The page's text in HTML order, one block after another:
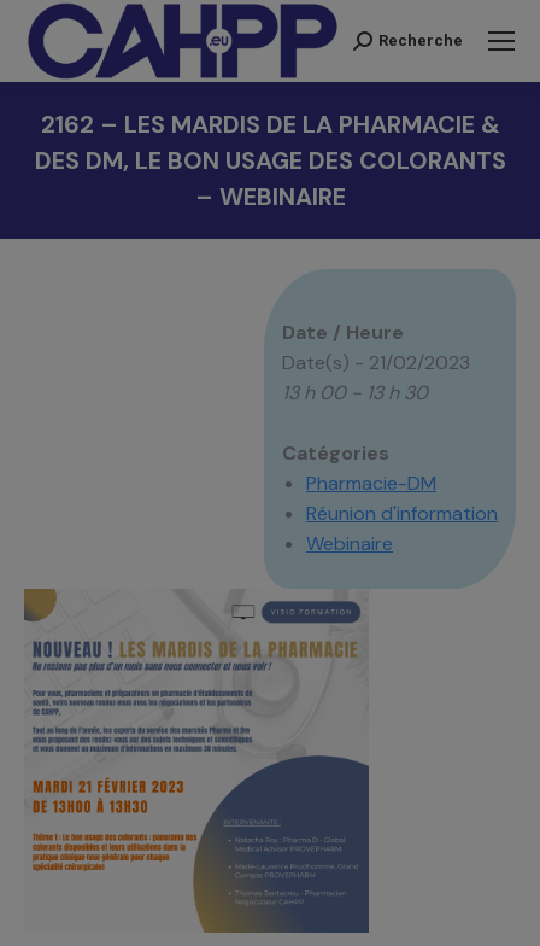
Recherche
Recherche
2162 – LES MARDIS DE LA PHARMACIE &
DES DM, LE BON USAGE DES COLORANTS
– WEBINAIRE
Date / Heure
Date(s) - 21/02/2023
13 h 00 - 13 h 30
Catégories
Pharmacie-DM
Réunion d'information
Webinaire